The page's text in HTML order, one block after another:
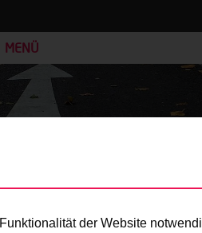
MENÜ
Presse
der Website